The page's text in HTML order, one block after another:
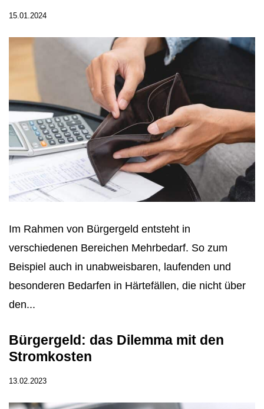
15.01.2024
Im Rahmen von Bürgergeld entsteht in
verschiedenen Bereichen Mehrbedarf. So zum
Beispiel auch in unabweisbaren, laufenden und
besonderen Bedarfen in Härtefällen, die nicht über
den...
Bürgergeld: das Dilemma mit den
Stromkosten
13.02.2023